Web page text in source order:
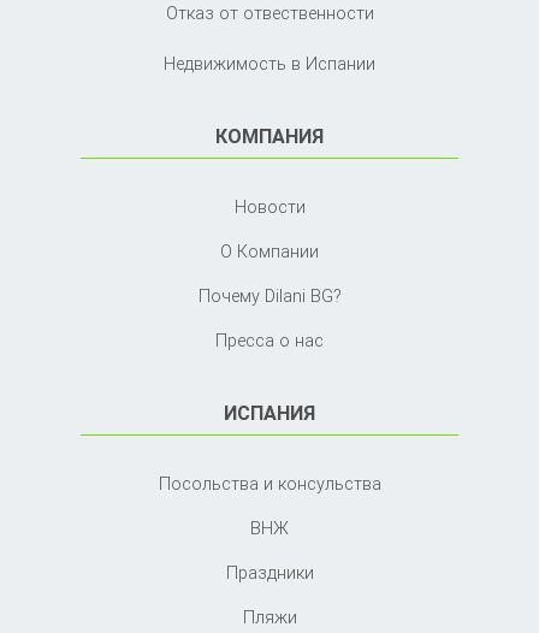
Отказ от отвественности
Недвижимость в Испании
КОМПАНИЯ
Новости
О Компании
Почему Dilani BG?
Пресса о нас
ИСПАНИЯ
Посольства и консульства
ВНЖ
Праздники
Пляжи